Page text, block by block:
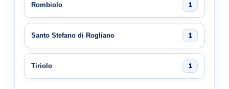
Rombiolo 1
Santo Stefano di Rogliano 1
Tiriolo 1